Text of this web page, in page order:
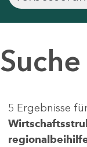
Suche
5 Ergebnisse